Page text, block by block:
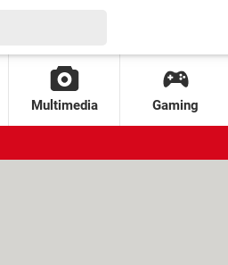
Multimedia Gaming